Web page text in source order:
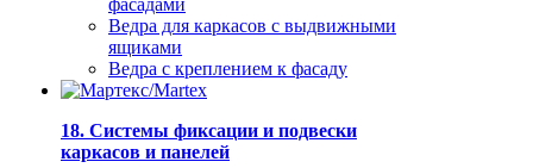
фасадами
Ведра для каркасов с выдвижными
ящиками
Ведра с креплением к фасаду
18. Системы фиксации и подвески
каркасов и панелей